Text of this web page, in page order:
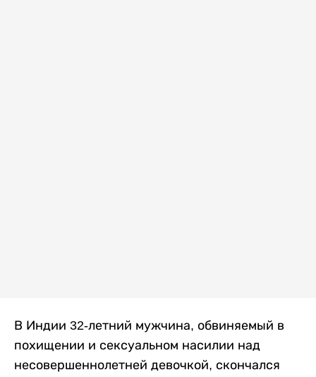
В Индии 32-летний мужчина, обвиняемый в
похищении и сексуальном насилии над
несовершеннолетней девочкой, скончался